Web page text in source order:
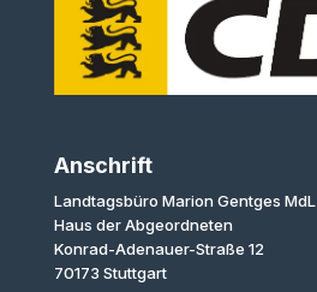
Anschrift
Landtagsbüro Marion Gentges MdL
Haus der Abgeordneten
Konrad-Adenauer-Straße 12
70173 Stuttgart